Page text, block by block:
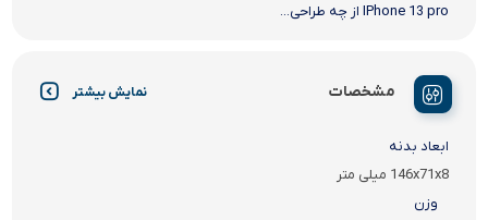
IPhone 13 pro از چه طراحی...
مشخصات نمایش بیشتر
ابعاد بدنه
146x71x8 میلی متر
وزن